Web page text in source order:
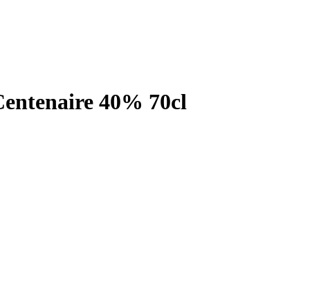
40% 70cl